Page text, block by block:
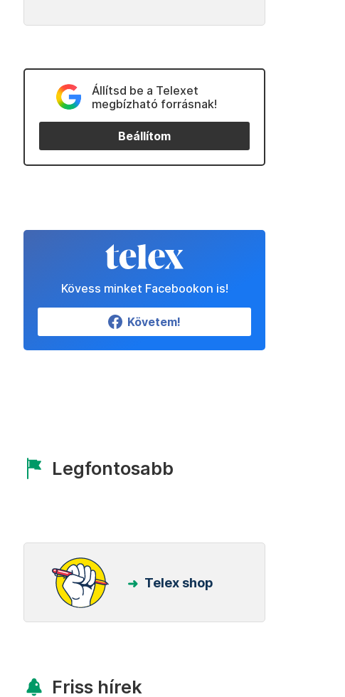
Állítsd be a Telexet
megbízható forrásnak!
Beállítom
Kövess minket Facebookon is!
Követem!
Legfontosabb
Telex shop
Friss hírek